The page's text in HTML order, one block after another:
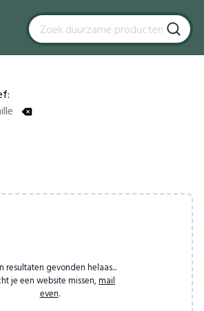
resultaten gevonden helaas...
je een website missen, mail
even.